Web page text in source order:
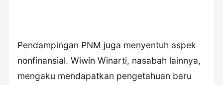
Pendampingan PNM juga menyentuh aspek
nonfinansial. Wiwin Winarti, nasabah lainnya,
mengaku mendapatkan pengetahuan baru